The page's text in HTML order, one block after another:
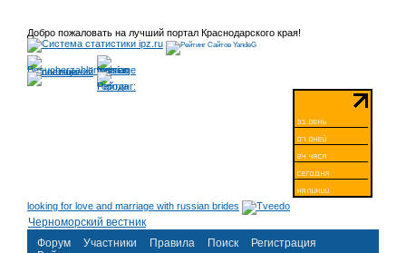
Добро пожаловать на лучший портал Краснодарского края!
looking for love and marriage with russian brides
Черноморский вестник
Форум
Участники Правила Поиск
Регистрация